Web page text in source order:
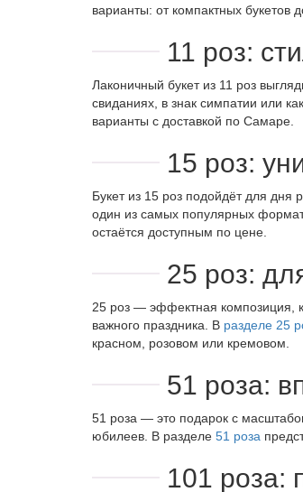
варианты: от компактных букетов
11 роз:
Лаконичный букет из 11 роз
свиданиях, в знак симпатии или
варианты с доставкой по Самаре.
15 роз:
Букет из 15 роз подойдёт для дня
один из самых популярных
остаётся доступным по цене.
25 роз:
25 роз — эффектная композиция,
важного праздника. В разделе 25
красном, розовом или кремовом.
51 роза:
51 роза — это подарок с
юбилеев. В разделе 51 роза
101 роза: